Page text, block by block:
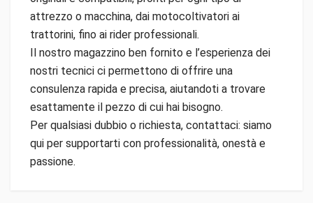
attrezzo o macchina, dai motocoltivatori ai
trattorini, fino ai rider professionali.
Il nostro magazzino ben fornito e l’esperienza dei
nostri tecnici ci permettono di offrire una
consulenza rapida e precisa, aiutandoti a trovare
esattamente il pezzo di cui hai bisogno.
Per qualsiasi dubbio o richiesta, contattaci: siamo
qui per supportarti con professionalità, onestà e
passione.